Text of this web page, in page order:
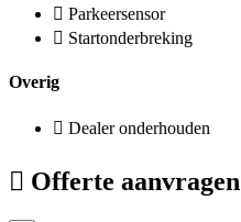
Parkeersensor
Startonderbreking
Overig
Dealer onderhouden
Offerte aanvragen